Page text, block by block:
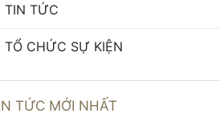
TIN TỨC
TỔ CHỨC SỰ KIỆN
TỨC MỚI NHẤT